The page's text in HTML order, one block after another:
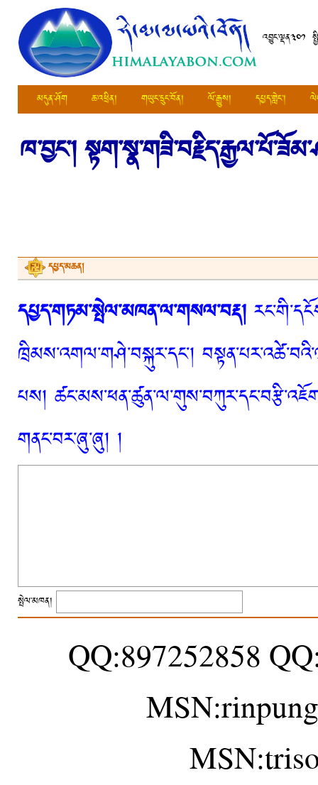
འབྱུང་ལྡན༣༠༡
མདུན་ཤོག ཆ་འཕྲིན། གཡུང་དྲུང་བོན། ལོ་རྒྱུས། དཔྱད་གླེང་།
ཁ་བྱང་།
དཔྱད་མཆན།
དཔྱད་གཏམ་སྤེལ་མཁན་ལ་གསལ་བརྡ།
ཁྲིམས་འགལ་གཤེ་བསྐུར་དང་།
པས།
གནང་བར་ཞུ་ཞུ། །
སྤེལ་མཁན།
QQ:897252858